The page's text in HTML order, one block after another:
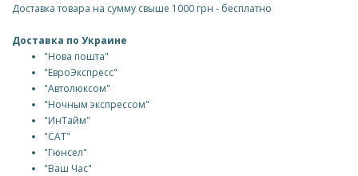
Доставка товара на сумму свыше 1000 грн - бесплатно
Доставка по Украине
"Нова пошта"
"ЕвроЭкспресс"
"Автолюксом"
"Ночным экспрессом"
"ИнТайм"
"САТ"
"Гюнсел"
"Ваш Час"